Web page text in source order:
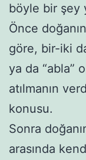
böyle bir şey
Önce
göre, bir-iki
ya da “abla”
atılmanın
konusu.
Sonra
arasında